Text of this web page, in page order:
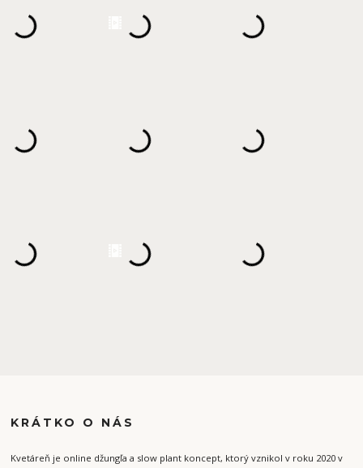
KRÁTKO O NÁS
Kvetáreň je online džungľa a slow plant koncept, ktorý vznikol v roku 2020 v